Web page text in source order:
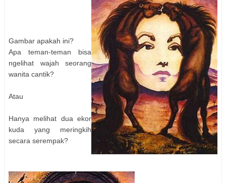
Gambar apakah ini?
Apa teman-teman bisa
ngelihat wajah seorang
wanita cantik?
Atau
Hanya melihat dua ekor
kuda yang meringkih
secara serempak?